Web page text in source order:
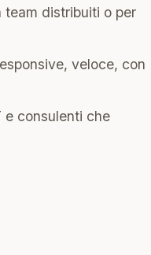
team distribuiti o per
veloce, con
e consulenti che